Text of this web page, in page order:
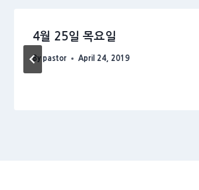
4월 25일 목요일
By pastor April 24, 2019